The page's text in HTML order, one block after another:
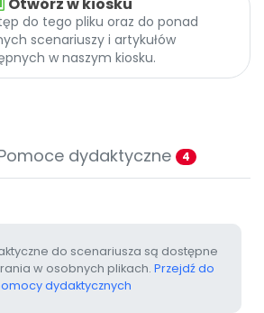
numery
do tego pliku oraz do ponad
scenariuszy i artykułów
w naszym kiosku.
dydaktyczne 4
do scenariusza są dostępne
w osobnych plikach. Przejdź do
dydaktycznych